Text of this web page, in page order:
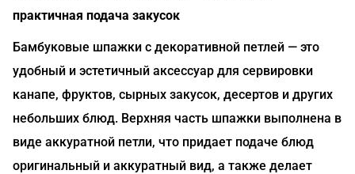
практичная подача закусок
Бамбуковые шпажки с декоративной петлей — это
удобный и эстетичный аксессуар для сервировки
канапе, фруктов, сырных закусок, десертов и других
небольших блюд. Верхняя часть шпажки выполнена в
виде аккуратной петли, что придает подаче блюд
оригинальный и аккуратный вид, а также делает